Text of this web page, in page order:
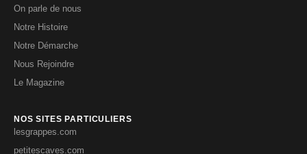
On parle de nous
Notre Histoire
Notre Démarche
Nous Rejoindre
Le Magazine
NOS SITES PARTICULIERS
lesgrappes.com
petitescaves.com